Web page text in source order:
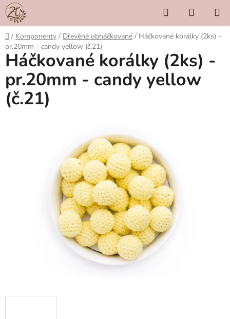
Přejít
na
obsah
Hledat
KOŠÍK
Domů
/ Komponenty / Dřevěné obháčkované / Háčkované korálky (2ks) -
pr.20mm - candy yellow (č.21)
Háčkované korálky (2ks) -
pr.20mm - candy yellow
(č.21)